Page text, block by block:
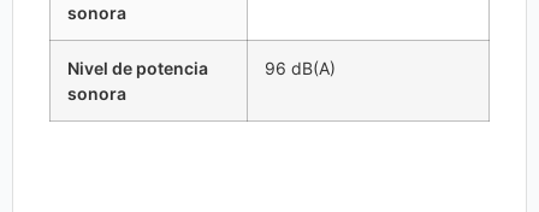
sonora
Nivel de potencia
sonora
96 dB(A)